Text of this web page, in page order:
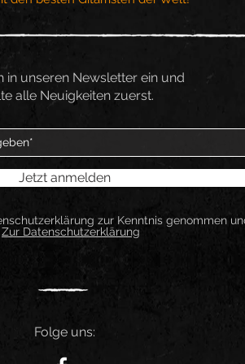
in unseren Newsletter ein und
alle Neuigkeiten zuerst.
Jetzt anmelden
zur Kenntnis genommen
Zur Datenschutzerklärung
Folge uns: